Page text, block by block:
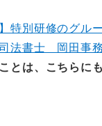
】特別研修のグ
司法書士 岡田事
とは、こちらに